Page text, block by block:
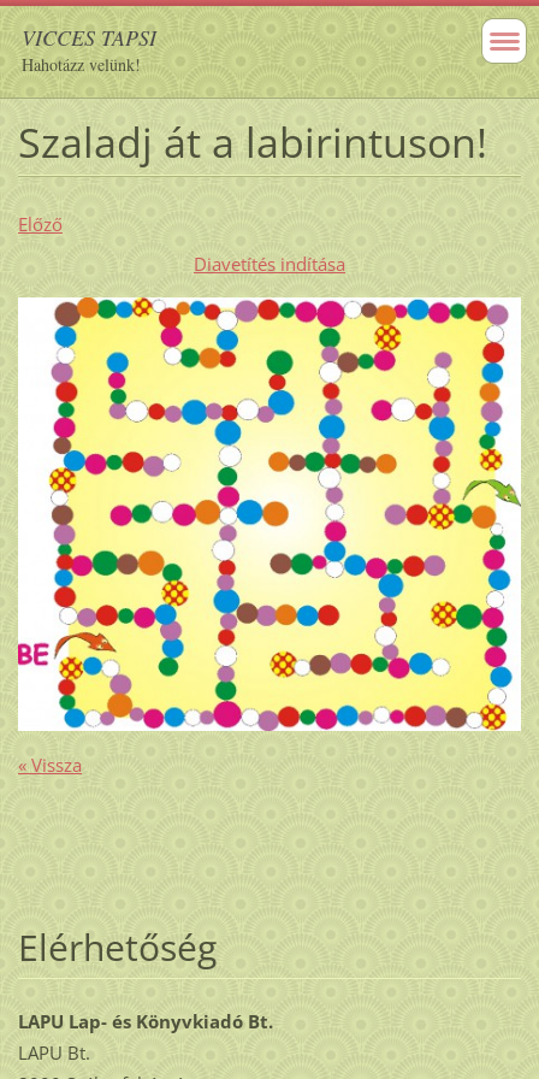
VICCES TAPSI
Hahotázz velünk!
Szaladj át a labirintuson!
Előző
Diavetítés indítása
« Vissza
Elérhetőség
LAPU Lap- és Könyvkiadó Bt.
LAPU Bt.